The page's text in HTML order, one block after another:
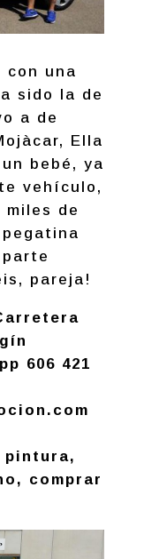
con una
sido la de
a de
Ella
bebé, ya
vehículo,
miles de
parte
pareja!
606 421
pintura,
comprar